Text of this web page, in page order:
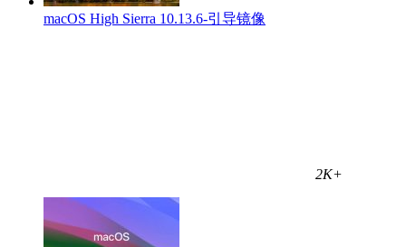
macOS High Sierra 10.13.6-引导镜像
2K+